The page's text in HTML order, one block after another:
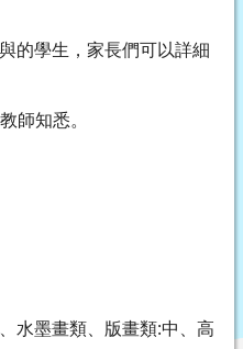
的學生，家長們可以詳細
師知悉。
水墨畫類、版畫類:中、高